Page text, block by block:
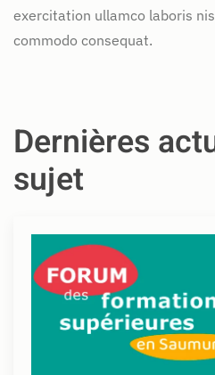
exercitation ullamco laboris
commodo consequat.
Dernières
sujet